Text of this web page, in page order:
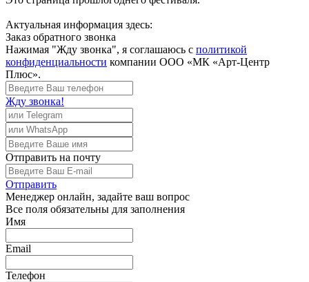
Актуальная информация здесь:
Заказ обратного звонка
Нажимая "Жду звонка", я соглашаюсь с политикой
конфиденциальности компании ООО «МК «Арт-Центр
Плюс».
Жду звонка!
Отправить на почту
Отправить
Менеджер онлайн, задайте ваш вопрос
Все поля обязательны для заполнения
Имя
Email
Телефон